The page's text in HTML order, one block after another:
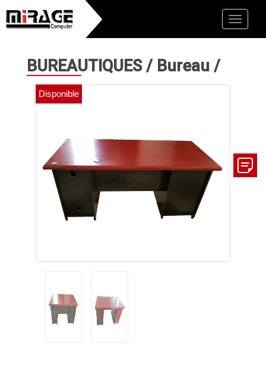
Toggle
BUREAUTIQUES/ Bureau /
Disponible